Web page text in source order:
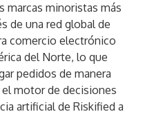
marcas minoristas más
de una red global de
comercio electrónico
del Norte, lo que
pedidos de manera
motor de decisiones
artificial de Riskified a